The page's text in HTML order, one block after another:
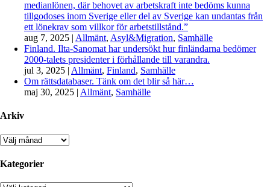
medianlönen, där behovet av arbetskraft inte bedöms kunna
tillgodoses inom Sverige eller del av Sverige kan undantas från
ett lönekrav som villkor för arbetstillstånd.”
aug 7, 2025 | Allmänt, Asyl&Migration, Samhälle
Finland. Ilta-Sanomat har undersökt hur finländarna bedömer
2000-talets presidenter i förhållande till varandra.
jul 3, 2025 | Allmänt, Finland, Samhälle
Om rättsdatabaser. Tänk om det blir så här…
maj 30, 2025 | Allmänt, Samhälle
Arkiv
Arkiv
Kategorier